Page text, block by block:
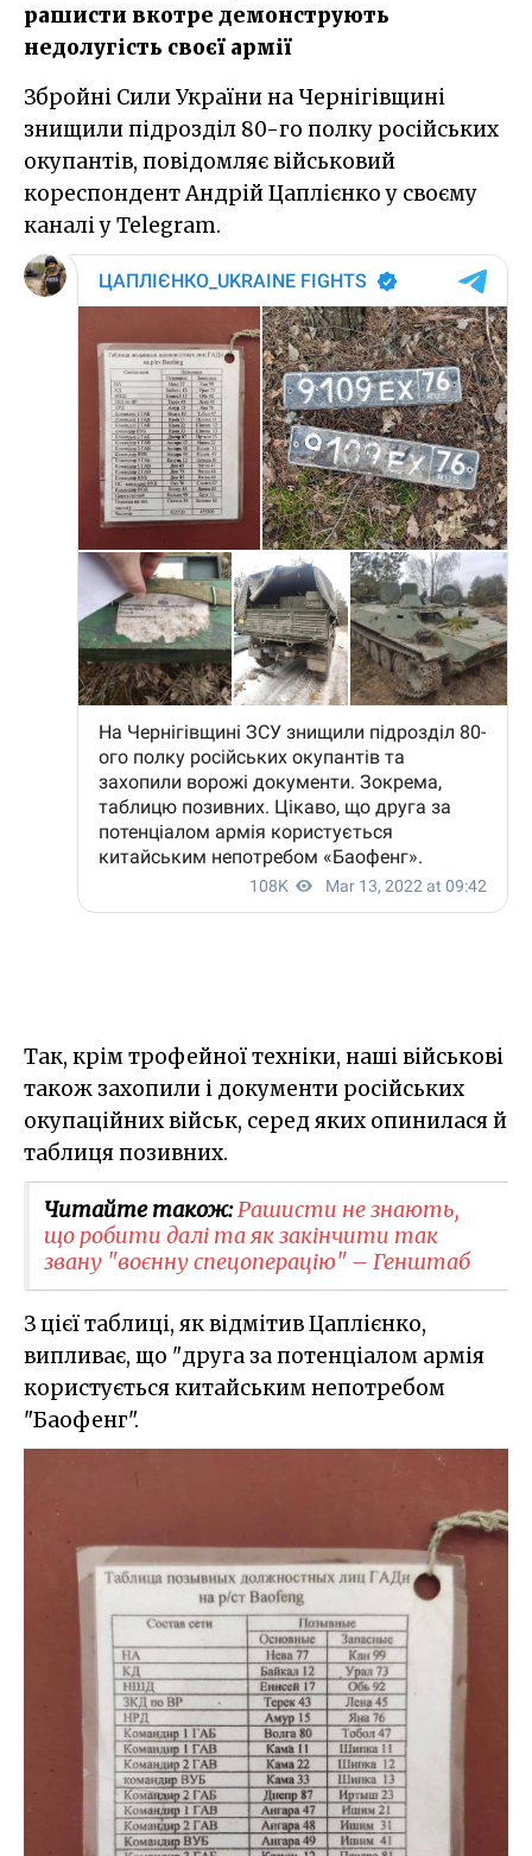
рашисти вкотре демонструють
недолугість своєї армії
Збройні Сили України на Чернігівщині
знищили підрозділ 80-го полку російських
окупантів, повідомляє військовий
кореспондент Андрій Цаплієнко у своєму
каналі у Telegram.
Так, крім трофейної техніки, наші військові
також захопили і документи російських
окупаційних військ, серед яких опинилася й
таблиця позивних.
Читайте також:Рашисти не знають,
що робити далі та як закінчити так
звану "воєнну спецоперацію" – Генштаб
З цієї таблиці, як відмітив Цаплієнко,
випливає, що "друга за потенціалом армія
користується китайським непотребом
"Баофенг".